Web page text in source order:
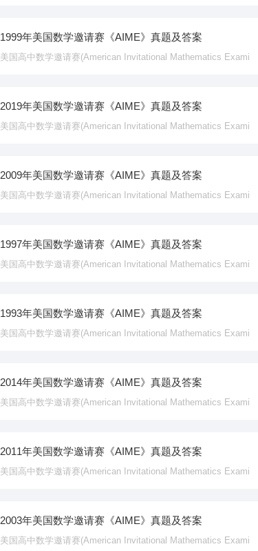
1999年美国数学邀请赛《AIME》真题及答案
美国高中数学邀请赛‌(American Invitational Mathematics Exami
2019年美国数学邀请赛《AIME》真题及答案
美国高中数学邀请赛‌(American Invitational Mathematics Exami
2009年美国数学邀请赛《AIME》真题及答案
美国高中数学邀请赛‌(American Invitational Mathematics Exami
1997年美国数学邀请赛《AIME》真题及答案
美国高中数学邀请赛‌(American Invitational Mathematics Exami
1993年美国数学邀请赛《AIME》真题及答案
美国高中数学邀请赛‌(American Invitational Mathematics Exami
2014年美国数学邀请赛《AIME》真题及答案
美国高中数学邀请赛‌(American Invitational Mathematics Exami
2011年美国数学邀请赛《AIME》真题及答案
美国高中数学邀请赛‌(American Invitational Mathematics Exami
2003年美国数学邀请赛《AIME》真题及答案
美国高中数学邀请赛‌(American Invitational Mathematics Exami